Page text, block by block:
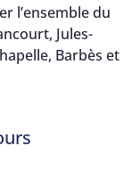
l’ensemble du
Jules-
Barbès et